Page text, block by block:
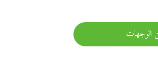
الوجهات